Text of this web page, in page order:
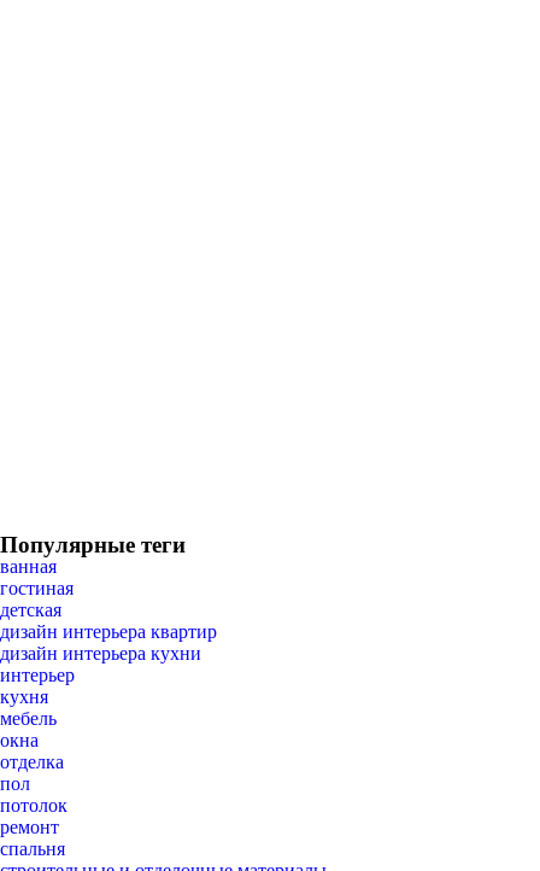
Популярные теги
ванная
гостиная
детская
дизайн интерьера квартир
дизайн интерьера кухни
интерьер
кухня
мебель
окна
отделка
пол
потолок
ремонт
спальня